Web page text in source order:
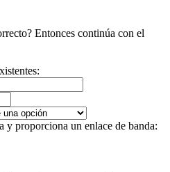
Entonces continúa con el
y proporciona un enlace de banda: